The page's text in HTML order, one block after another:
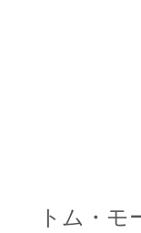
トム・モ